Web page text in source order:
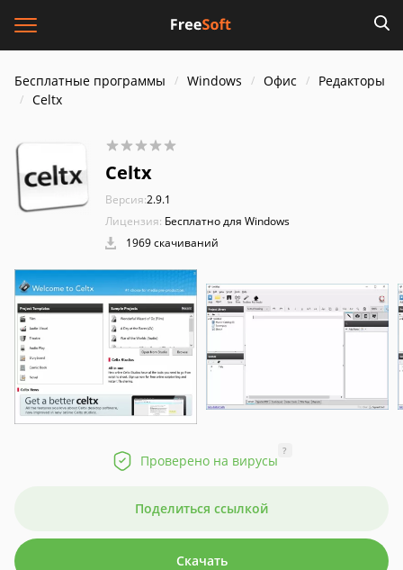
Бесплатные программы Windows Офис
Редакторы
Celtx
Celtx
Версия:2.9.1
Лицензия: Бесплатно для Windows
1969 скачиваний
Проверено на вирусы
?
Поделиться ссылкой
Скачать